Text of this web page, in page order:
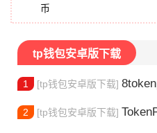
币
tp钱包安卓版下载
1 [tp钱包安卓版下载] 8tokenpocket
2 [tp钱包安卓版下载]